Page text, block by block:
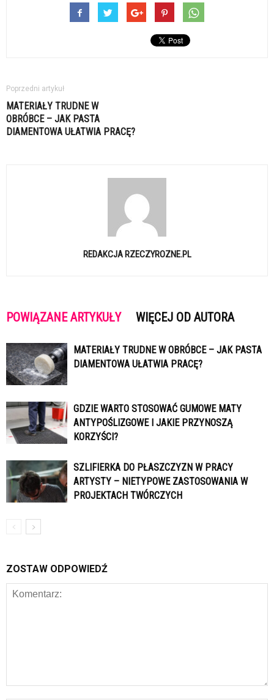
Poprzedni artykuł
MATERIAŁY TRUDNE W
OBRÓBCE – JAK PASTA
DIAMENTOWA UŁATWIA PRACĘ?
REDAKCJA RZECZYROZNE.PL
POWIĄZANE ARTYKUŁY WIĘCEJ OD AUTORA
MATERIAŁY TRUDNE W OBRÓBCE – JAK PASTA
DIAMENTOWA UŁATWIA PRACĘ?
GDZIE WARTO STOSOWAĆ GUMOWE MATY
ANTYPOŚLIZGOWE I JAKIE PRZYNOSZĄ
KORZYŚCI?
SZLIFIERKA DO PŁASZCZYZN W PRACY
ARTYSTY – NIETYPOWE ZASTOSOWANIA W
PROJEKTACH TWÓRCZYCH
ZOSTAW ODPOWIEDŹ